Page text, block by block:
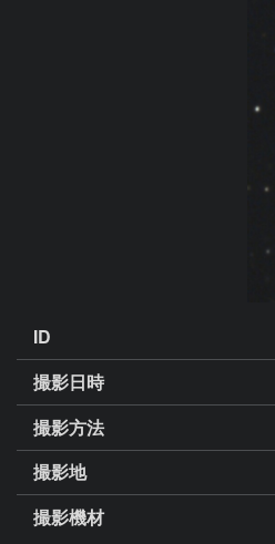
ID
撮影日時
撮影方法
撮影地
撮影機材